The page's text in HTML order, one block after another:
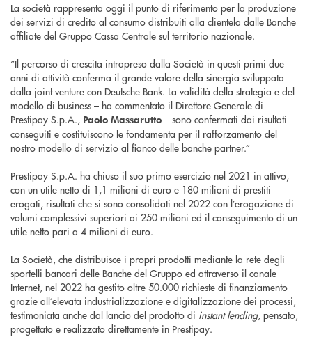
La società rappresenta oggi il punto di riferimento per la produzione
dei servizi di credito al consumo distribuiti alla clientela dalle Banche
affiliate del Gruppo Cassa Centrale sul territorio nazionale.
“Il percorso di crescita intrapreso dalla Società in questi primi due
anni di attività conferma il grande valore della sinergia sviluppata
dalla joint venture con Deutsche Bank. La validità della strategia e del
modello di business – ha commentato il Direttore Generale di
Prestipay S.p.A., Paolo Massarutto – sono confermati dai risultati
conseguiti e costituiscono le fondamenta per il rafforzamento del
nostro modello di servizio al fianco delle banche partner.”
Prestipay S.p.A. ha chiuso il suo primo esercizio nel 2021 in attivo,
con un utile netto di 1,1 milioni di euro e 180 milioni di prestiti
erogati, risultati che si sono consolidati nel 2022 con l’erogazione di
volumi complessivi superiori ai 250 milioni ed il conseguimento di un
utile netto pari a 4 milioni di euro.
La Società, che distribuisce i propri prodotti mediante la rete degli
sportelli bancari delle Banche del Gruppo ed attraverso il canale
Internet, nel 2022 ha gestito oltre 50.000 richieste di finanziamento
grazie all’elevata industrializzazione e digitalizzazione dei processi,
testimoniata anche dal lancio del prodotto di instant lending, pensato,
progettato e realizzato direttamente in Prestipay.